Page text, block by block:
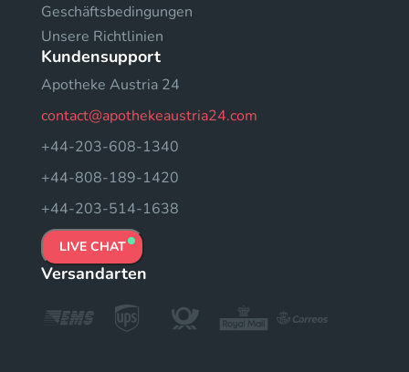
Geschäftsbedingungen
Unsere Richtlinien
Kundensupport
Apotheke Austria 24
contact@apothekeaustria24.com
+44-203-608-1340
+44-808-189-1420
+44-203-514-1638
LIVE CHAT
Versandarten